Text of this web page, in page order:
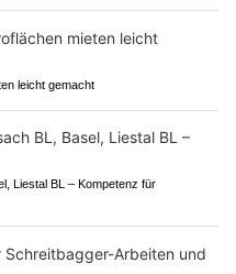
leicht gemacht
Liestal BL – Kompetenz für